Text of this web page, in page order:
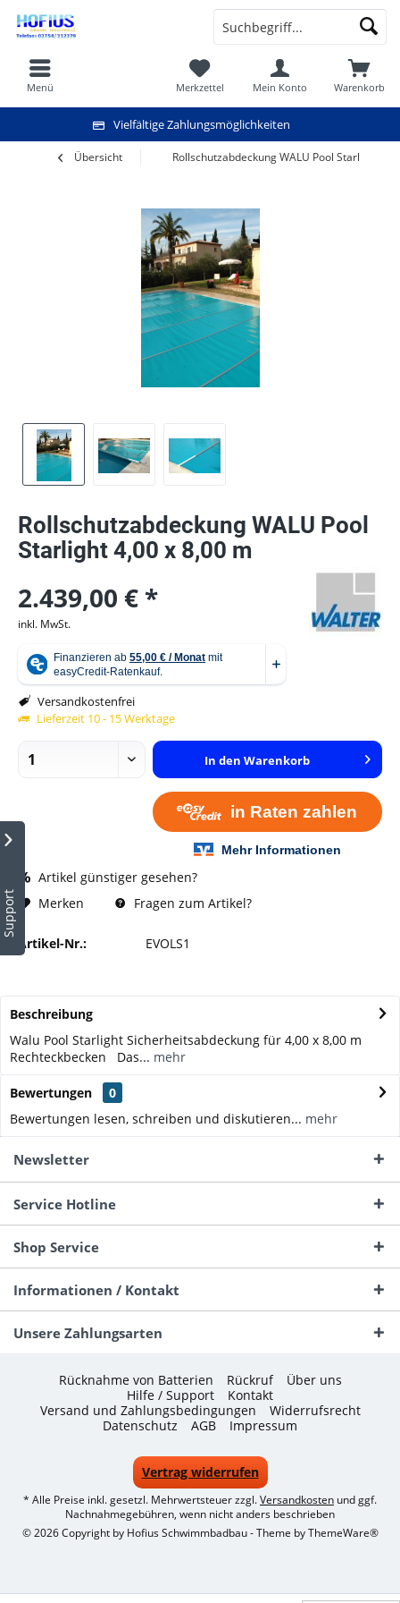
Support
Vielfältige Zahlungsmöglichkeiten
Warenkorb
Merkzettel Mein Konto
Menü
Übersicht Rollschutzabdeckung WALU Pool Starlight
Rollschutzabdeckung WALU Pool
Starlight 4,00 x 8,00 m
2.439,00 € *
inkl. MwSt.
Versandkostenfrei
Lieferzeit 10 - 15 Werktage
In den Warenkorb
Artikel günstiger gesehen?
Merken
Fragen zum Artikel?
Artikel-Nr.: EVOLS1
Beschreibung
Walu Pool Starlight Sicherheitsabdeckung für 4,00 x 8,00 m
Rechteckbecken Das... mehr
Bewertungen
0
Bewertungen lesen, schreiben und diskutieren... mehr
Newsletter
Service Hotline
Shop Service
Informationen / Kontakt
Unsere Zahlungsarten
Rücknahme von Batterien Rückruf
Über uns
Hilfe / Support
Kontakt
Versand und Zahlungsbedingungen
Widerrufsrecht
Datenschutz
AGB Impressum
Vertrag widerrufen
* Alle Preise inkl. gesetzl. Mehrwertsteuer zzgl.Versandkosten und ggf.
Nachnahmegebühren, wenn nicht anders beschrieben
© 2026 Copyright by Hofius Schwimmbadbau - Theme byThemeWare®